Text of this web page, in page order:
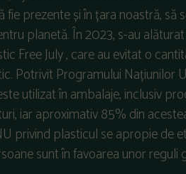
fie prezente și în țara noastră,
planetă. În 2023, s-au
Free July , care au evitat o
Potrivit Programului Națiunilor
utilizat în ambalaje, inclusiv
iar aproximativ 85% din
privind plasticul se apropie de
sunt în favoarea unor